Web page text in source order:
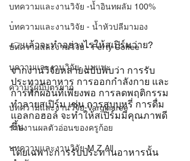
บทความและงานวิจัย -น้ำอินทผลัม 100%
บทความและงานวิจัย - น้ำหัวปลีมามอง
บทความและงานวิจัย - Ferty Coffee
บความและงานวิจัย- นมแพะ
ความรู้ผู้มีบุตรยาก
บทความและงานวิจัย-Varginaree
รายงานผลตัวอ่อนของครูก้อย
บทความและงานวิจัย-M Z All
.
👉แล้วจะทำอย่างไรให้สเปิร์มว่าย?
จากงานวิจัยหลายฉบับพบว่า การรับ
ประทานอาหาร การออกกำลังกาย และ
การพักผ่อนที่เพียงพอ การลดพฤติกรรม
ทำลายสเปิร์ม เช่น การสูบบุหรี่ การดื่ม
แอลกอฮอล์ จะทำให้สเปิร์มมีคุณภาพดี
ขึ้น
โดยเฉพาะการรับประทานอาหารนั้น